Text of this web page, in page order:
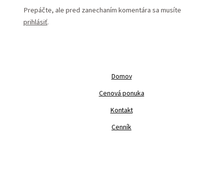
Prepáčte, ale pred zanechaním komentára sa musíte
prihlásiť.
Domov
Cenová ponuka
Kontakt
Cenník